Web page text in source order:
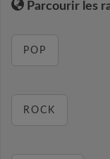
Parcourir les
POP
ROCK